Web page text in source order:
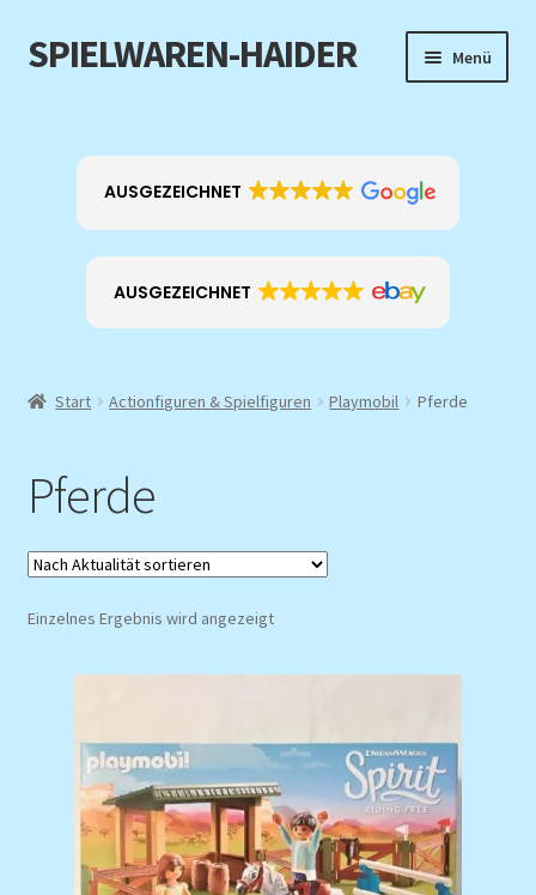
Zur
Navigation
Zum
Inhalt
SPIELWAREN-HAIDER Menü
ANGEBOTE
AUSGEZEICHNET
AUSGEZEICHNET
Start Actionfiguren & Spielfiguren Playmobil Pferde
Pferde
Einzelnes Ergebnis wird angezeigt